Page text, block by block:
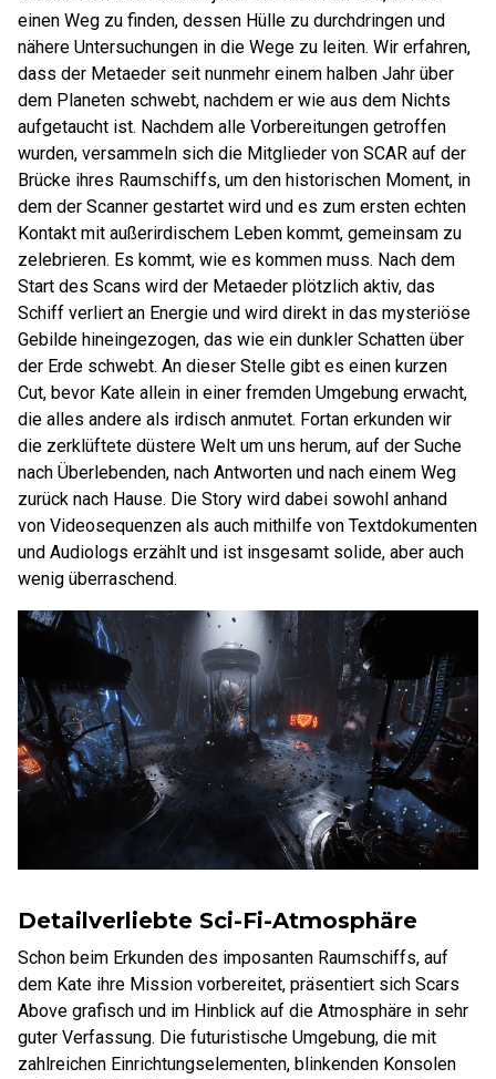
einen Weg zu finden, dessen Hülle zu durchdringen und
nähere Untersuchungen in die Wege zu leiten. Wir erfahren,
dass der Metaeder seit nunmehr einem halben Jahr über
dem Planeten schwebt, nachdem er wie aus dem Nichts
aufgetaucht ist. Nachdem alle Vorbereitungen getroffen
wurden, versammeln sich die Mitglieder von SCAR auf der
Brücke ihres Raumschiffs, um den historischen Moment, in
dem der Scanner gestartet wird und es zum ersten echten
Kontakt mit außerirdischem Leben kommt, gemeinsam zu
zelebrieren. Es kommt, wie es kommen muss. Nach dem
Start des Scans wird der Metaeder plötzlich aktiv, das
Schiff verliert an Energie und wird direkt in das mysteriöse
Gebilde hineingezogen, das wie ein dunkler Schatten über
der Erde schwebt. An dieser Stelle gibt es einen kurzen
Cut, bevor Kate allein in einer fremden Umgebung erwacht,
die alles andere als irdisch anmutet. Fortan erkunden wir
die zerklüftete düstere Welt um uns herum, auf der Suche
nach Überlebenden, nach Antworten und nach einem Weg
zurück nach Hause. Die Story wird dabei sowohl anhand
von Videosequenzen als auch mithilfe von Textdokumenten
und Audiologs erzählt und ist insgesamt solide, aber auch
wenig überraschend.
Detailverliebte Sci-Fi-Atmosphäre
Schon beim Erkunden des imposanten Raumschiffs, auf
dem Kate ihre Mission vorbereitet, präsentiert sich Scars
Above grafisch und im Hinblick auf die Atmosphäre in sehr
guter Verfassung. Die futuristische Umgebung, die mit
zahlreichen Einrichtungselementen, blinkenden Konsolen